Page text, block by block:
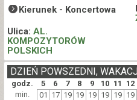
Kierunek - Koncertowa
Ulica: AL.
KOMPOZYTORÓW
POLSKICH
godz. 5 6 7 8 9 10 11 12
DZIEŃ POWSZEDNI,
min.
01 17 19 19 19 19 19 19